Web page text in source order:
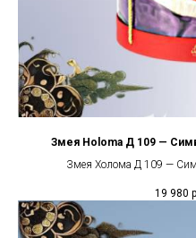
Змея Holoma Д 109 —
Змея Холома Д 109 —
19 980